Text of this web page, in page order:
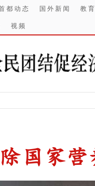
都动态 国外新闻
教
视频
国家